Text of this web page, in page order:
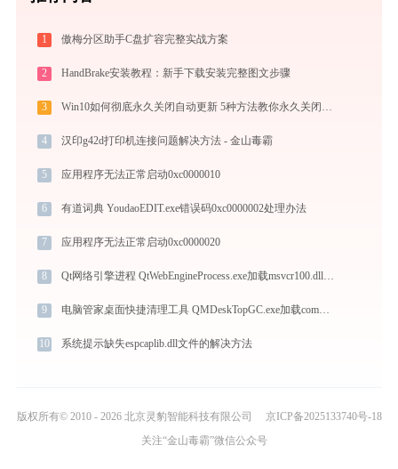
1 傲梅分区助手C盘扩容完整实战方案
2 HandBrake安装教程：新手下载安装完整图文步骤
3 Win10如何彻底永久关闭自动更新 5种方法教你永久关闭win10自动更新
4 汉印g42d打印机连接问题解决方法 - 金山毒霸
5 应用程序无法正常启动0xc0000010
6 有道词典 YoudaoEDIT.exe错误码0xc0000002处理办法
7 应用程序无法正常启动0xc0000020
8 Qt网络引擎进程 QtWebEngineProcess.exe加载msvcr100.dll文件丢失处理办法
9 电脑管家桌面快捷清理工具 QMDeskTopGC.exe加载common.dll文件丢失处理办法
10 系统提示缺失espcaplib.dll文件的解决方法
版权所有© 2010 - 2026 北京灵豹智能科技有限公司
京ICP备2025133740号-18
关注“金山毒霸”微信公众号